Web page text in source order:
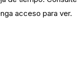
acceso para ver.